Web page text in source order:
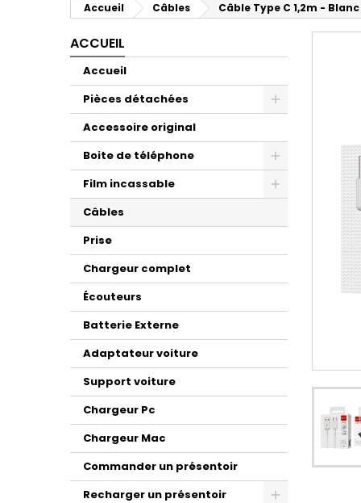
Accueil Câbles Câble Type C 1,2m - Blanc
ACCUEIL
Accueil
Pièces détachées
Accessoire original
Boite de téléphone
Film incassable
Câbles
Prise
Chargeur complet
Écouteurs
Batterie Externe
Adaptateur voiture
Support voiture
Chargeur Pc
Chargeur Mac
Commander un présentoir
Recharger un présentoir